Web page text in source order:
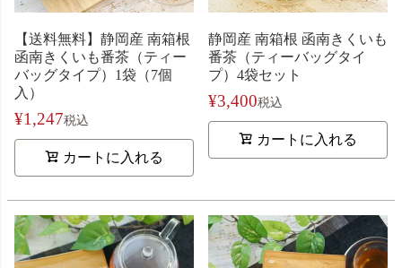
【送料無料】静岡産 南箱根
函南きくいも番茶（ティー
バッグタイプ）1袋（7個
入）
¥1,247税込
カートに入れる
静岡産 南箱根 函南きくいも
番茶（ティーバッグタイ
プ）4袋セット
¥3,400税込
カートに入れる